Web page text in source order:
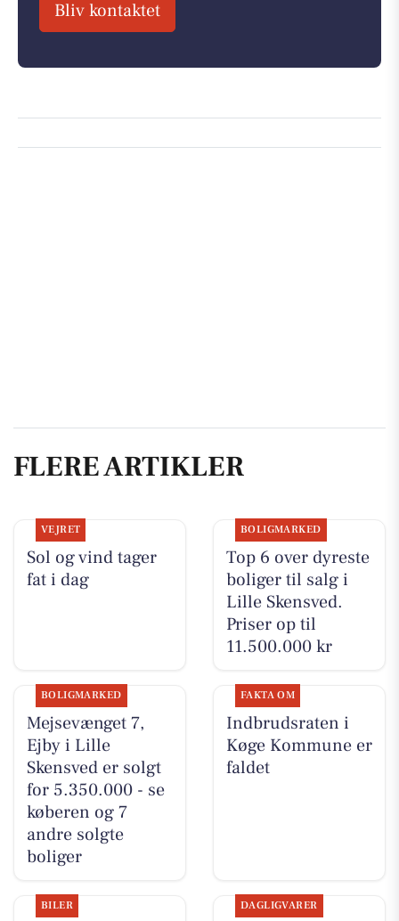
Bliv kontaktet
FLERE ARTIKLER
VEJRET
Sol og vind tager
fat i dag
BOLIGMARKED
Top 6 over dyreste
boliger til salg i
Lille Skensved.
Priser op til
11.500.000 kr
BOLIGMARKED
Mejsevænget 7,
Ejby i Lille
Skensved er solgt
for 5.350.000 - se
køberen og 7
andre solgte
boliger
FAKTA OM
Indbrudsraten i
Køge Kommune er
faldet
BILER DAGLIGVARER